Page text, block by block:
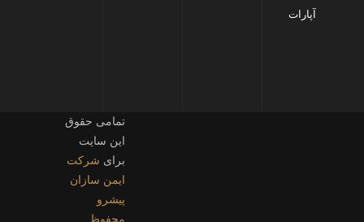
آپارات
تمامی حقوق
این سایت
برای شرکت
ایمن سازان
پیشرو
محفوظ